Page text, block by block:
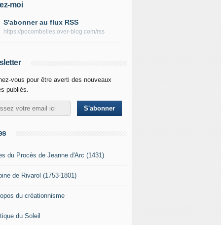
moi
S'abonner au flux RSS
https://pocombelles.over-blog.com/rss
vous pour être averti des nouveaux
publiés.
du Procès de Jeanne d'Arc (1431)
de Rivarol (1753-1801)
du créationnisme
du Soleil